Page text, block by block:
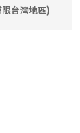
台灣地區)